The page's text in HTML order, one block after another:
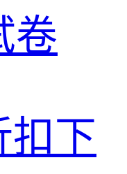
卷
扣下